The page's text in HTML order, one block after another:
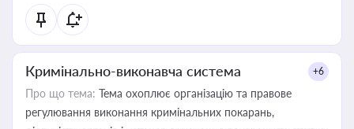
Кримінально-виконавча система +6
Про що тема: Тема охоплює організацію та правове
регулювання виконання кримінальних покарань,